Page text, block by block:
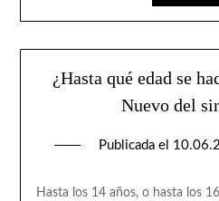
¿Hasta qué edad se
Nuevo del
Publicada el
Hasta los 14 años, o hasta los